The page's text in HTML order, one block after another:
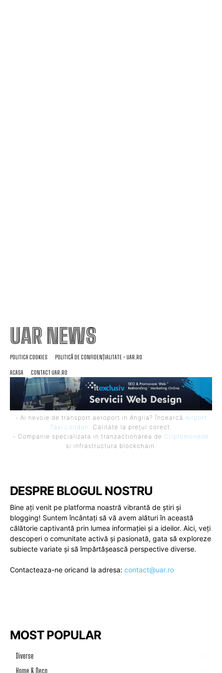
UAR NEWS
POLITICA COOKIES POLITICĂ DE CONFIDENȚIALITATE – UAR.RO
ACASA CONTACT UAR.RO
- Ai nevoie de transport aeroport in Anglia? Încearcă Airport
Taxi London
. Calitate la prețul corect.
- Companie specializata in tranzactionarea de Criptomonede
si infrastructura blockchain.
DESPRE BLOGUL NOSTRU
Bine ați venit pe platforma noastră vibrantă de știri și
blogging! Suntem încântați să vă avem alături în această
călătorie captivantă prin lumea informației și a ideilor. Aici, veți
descoperi o comunitate activă și pasionată, gata să exploreze
subiecte variate și să împărtășească perspective diverse.
Contacteaza-ne oricand la adresa: contact@uar.ro
MOST POPULAR
Diverse
Home & Deco